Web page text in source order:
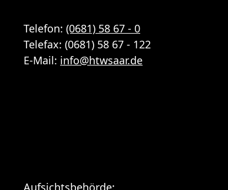
Telefon: (0681) 58 67 - 0
Telefax: (0681) 58 67 - 122
E-Mail: info@htwsaar.de
Aufsichtsbehörde: